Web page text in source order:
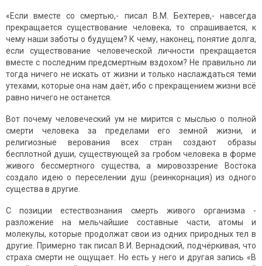
«Если вместе со смертью,- писал В.М. Бехтерев,- навсегда
прекращается существование человека, то спрашивается, к
чему наши заботы о будущем? К чему, наконец, понятие долга,
если существование человеческой личности прекращается
вместе с последним предсмертным вздохом? Не правильно ли
тогда ничего не искать от жизни и только наслаждаться теми
утехами, которые она нам даёт, ибо с прекращением жизни всё
равно ничего не останется.
Вот почему человеческий ум не мирится с мыслью о полной
смерти человека за пределами его земной жизни, и
религиозные верования всех стран создают образы
бесплотной души, существующей за гробом человека в форме
живого бессмертного существа, а мировоззрение Востока
создало идею о переселении душ (реинкорнация) из одного
существа в другие.
С позиции естествознания смерть живого организма -
разложение на мельчайшие составные части, атомы и
молекулы, которые продолжат свои из одних природных тел в
другие. Примерно так писал В.И. Вернадский, подчёркивая, что
страха смерти не ощущает. Но есть у него и другая запись «В